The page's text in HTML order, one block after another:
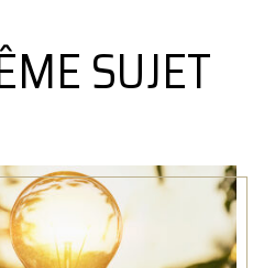
SUJET